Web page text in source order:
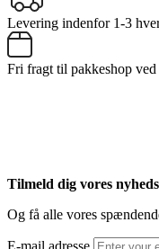
Levering indenfor 1-3
Fri fragt til pakkeshop
Tilmeld dig vores
Og få alle vores
E-mail adresse